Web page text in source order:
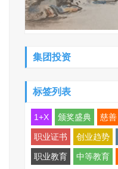
集团投资
标签列表
1+X 颁奖盛典 慈善
职业证书 创业趋势
职业教育 中等教育